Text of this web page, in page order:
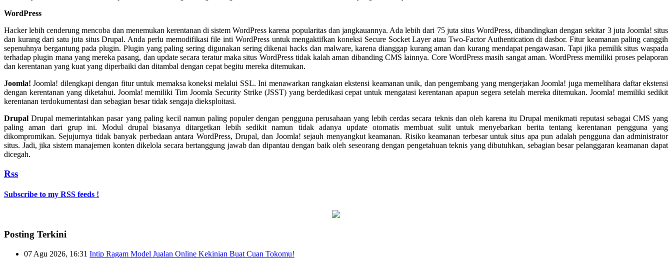
WordPress
Hacker lebih cenderung mencoba dan menemukan kerentanan di sistem WordPress karena popularitas dan jangkauannya. Ada lebih dari 75 juta situs WordPress, dibandingkan dengan sekitar 3 juta Joomla! situs
dan kurang dari satu juta situs Drupal. Anda perlu memodifikasi file inti WordPress untuk mengaktifkan koneksi Secure Socket Layer atau Two-Factor Authentication di dasbor. Fitur keamanan paling canggih
sepenuhnya bergantung pada plugin. Plugin yang paling sering digunakan sering dikenai hacks dan malware, karena dianggap kurang aman dan kurang mendapat pengawasan. Tapi jika pemilik situs waspada
terhadap plugin mana yang mereka pasang, dan update secara teratur maka situs WordPress tidak kalah aman dibanding CMS lainnya. Core WordPress masih sangat aman. WordPress memiliki proses pelaporan
dan kerentanan yang kuat yang diperbaiki dan ditambal dengan cepat begitu mereka ditemukan.
Joomla! Joomla! dilengkapi dengan fitur untuk memaksa koneksi melalui SSL. Ini menawarkan rangkaian ekstensi keamanan unik, dan pengembang yang mengerjakan Joomla! juga memelihara daftar ekstensi
dengan kerentanan yang diketahui. Joomla! memiliki Tim Joomla Security Strike (JSST) yang berdedikasi cepat untuk mengatasi kerentanan apapun segera setelah mereka ditemukan. Joomla! memiliki sedikit
kerentanan terdokumentasi dan sebagian besar tidak sengaja dieksploitasi.
Drupal Drupal memerintahkan pasar yang paling kecil namun paling populer dengan pengguna perusahaan yang lebih cerdas secara teknis dan oleh karena itu Drupal menikmati reputasi sebagai CMS yang
paling aman dari grup ini. Modul drupal biasanya ditargetkan lebih sedikit namun tidak adanya update otomatis membuat sulit untuk menyebarkan berita tentang kerentanan pengguna yang
dikompromikan. Sejujurnya tidak banyak perbedaan antara WordPress, Drupal, dan Joomla! sejauh menyangkut keamanan. Risiko keamanan terbesar untuk situs apa pun adalah pengguna dan administrator
situs. Jadi, jika sistem manajemen konten dikelola secara bertanggung jawab dan dipantau dengan baik oleh seseorang dengan pengetahuan teknis yang dibutuhkan, sebagian besar pelanggaran keamanan dapat
dicegah.
Rss
Subscribe to my RSS feeds !
Posting Terkini
07 Agu 2026, 16:31 Intip Ragam Model Jualan Online Kekinian Buat Cuan Tokomu!